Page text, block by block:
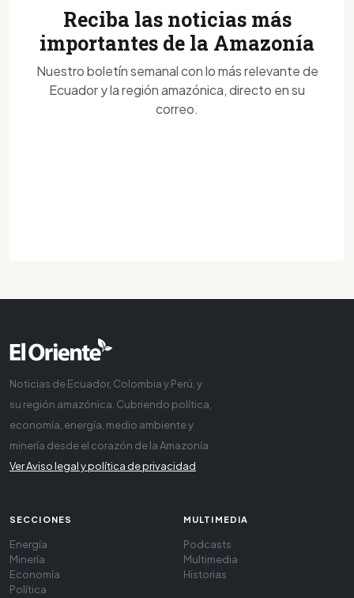
Reciba las noticias más
importantes de la Amazonía
Nuestro boletín semanal con lo más relevante de
Ecuador y la región amazónica, directo en su
correo.
Noticias de Ecuador, Colombia y Perú, y
su región amazónica. Cubriendo política,
economía, energía, medio ambiente y
minería desde el corazón de la Amazonía
Ver Aviso legal y política de privacidad
SECCIONES
Energía
Minería
Economía
Política
MULTIMEDIA
Podcasts
Multimedia
Historias